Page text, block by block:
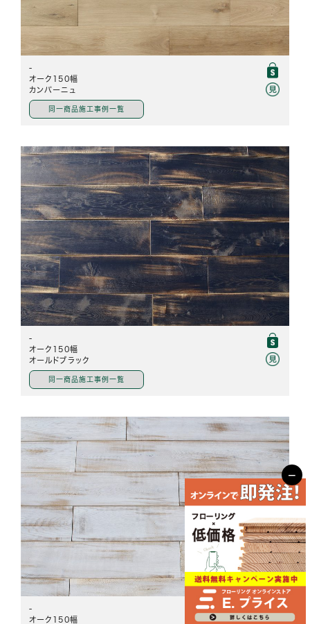
-
オーク150幅
カンパーニュ
同一商品施工事例一覧
-
オーク150幅
オールドブラック
同一商品施工事例一覧
-
オーク150幅
−